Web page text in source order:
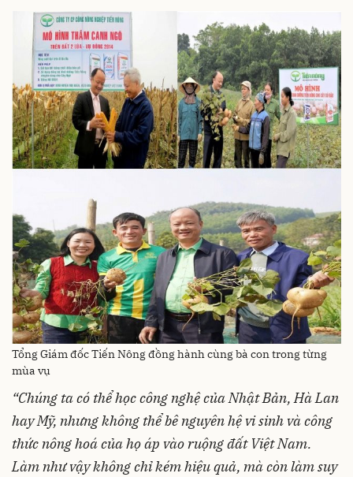
Tổng Giám đốc Tiến Nông đồng hành cùng bà con trong từng
mùa vụ
“Chúng tacó thểhọccôngnghệcủaNhật Bản, Hà Lan
hayMỹ, nhưngkhông thểbênguyênhệvisinhvàcông
thứcnônghoácủahọáp vàoruộngđấtViệt Nam.
Làmnhưvậykhôngchỉkémhiệuquả, màcònlàmsuy